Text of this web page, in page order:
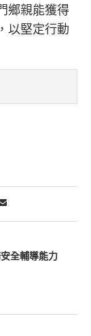
鄉親能獲得
以堅定行動
全輔導能力